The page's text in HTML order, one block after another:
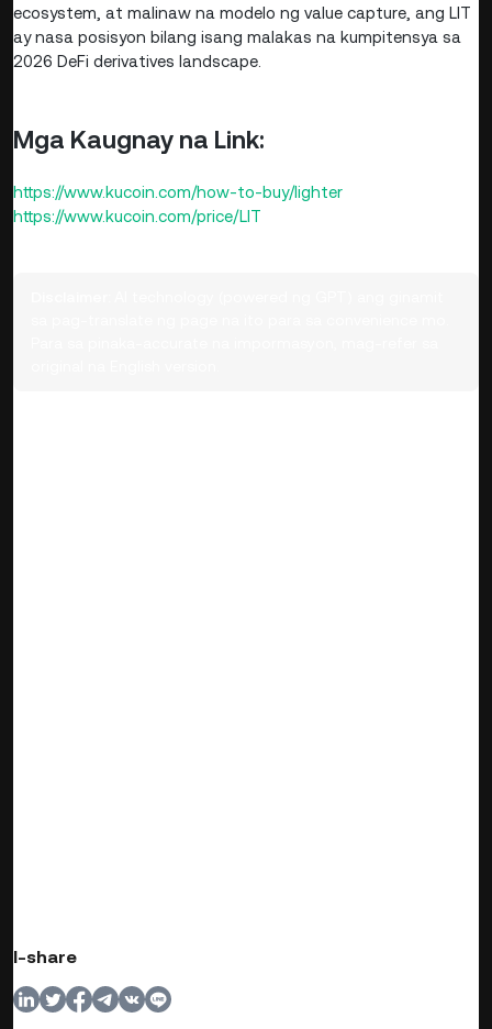
ecosystem, at malinaw na modelo ng value capture, ang LIT
ay nasa posisyon bilang isang malakas na kumpitensya sa
2026 DeFi derivatives landscape.
Mga Kaugnay na Link:
https://www.kucoin.com/how-to-buy/lighter
https://www.kucoin.com/price/LIT
I-share